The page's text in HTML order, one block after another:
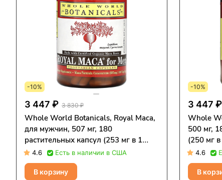
-10%
3 447 ₽ 3 830 ₽
Whole World Botanicals, Royal Maca,
для мужчин, 507 мг, 180
растительных капсул (253 мг в 1
капсуле)
4.6 Есть в наличии в США
В корзину
-10%
3 447 ₽
Whole
500 мг,
(250 мг
4.6
В